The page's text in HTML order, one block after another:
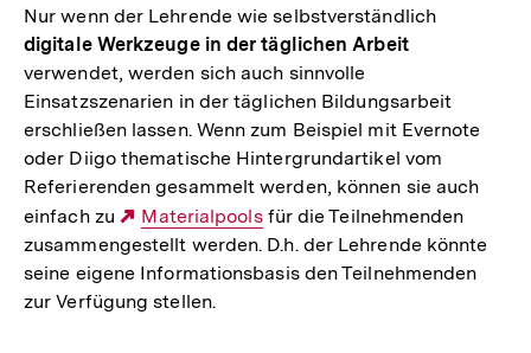
Nur wenn der Lehrende wie selbstverständlich
digitale Werkzeuge in der täglichen Arbeit
verwendet, werden sich auch sinnvolle
Einsatzszenarien in der täglichen Bildungsarbeit
erschließen lassen. Wenn zum Beispiel mit Evernote
oder Diigo thematische Hintergrundartikel vom
Referierenden gesammelt werden, können sie auch
einfach zu
Externer
Link:
Materialpoolsfür die Teilnehmenden
zusammengestellt werden. D.h. der Lehrende könnte
seine eigene Informationsbasis den Teilnehmenden
zur Verfügung stellen.